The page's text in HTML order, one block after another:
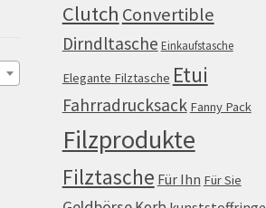
Clutch Convertible
Dirndltasche Einkaufstasche
Elegante Filztasche Etui
Fahrradrucksack Fanny Pack
Filzprodukte
Filztasche Für Ihn Für Sie